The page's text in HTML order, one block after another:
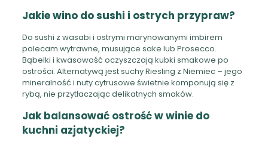
Jakie wino do sushi i ostrych przypraw?
Do sushi z wasabi i ostrymi marynowanymi imbirem
polecam wytrawne, musujące sake lub Prosecco.
Bąbelki i kwasowość oczyszczają kubki smakowe po
ostrości. Alternatywą jest suchy Riesling z Niemiec – jego
mineralność i nuty cytrusowe świetnie komponują się z
rybą, nie przytłaczając delikatnych smaków.
Jak balansować ostrość w winie do
kuchni azjatyckiej?